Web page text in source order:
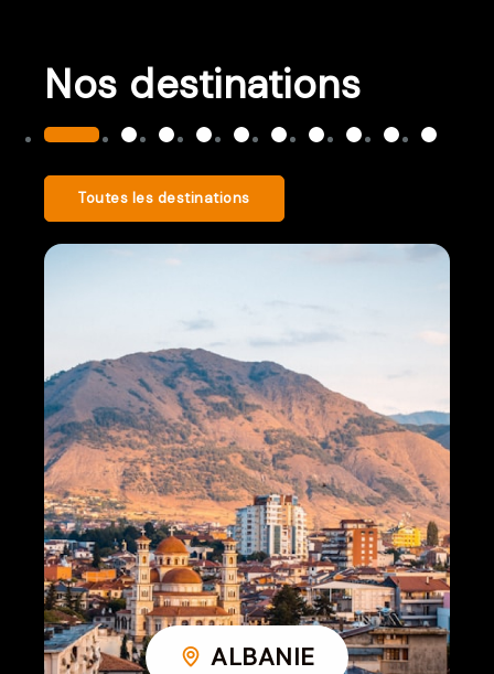
Nos destinations
Toutes les destinations
ALBANIE